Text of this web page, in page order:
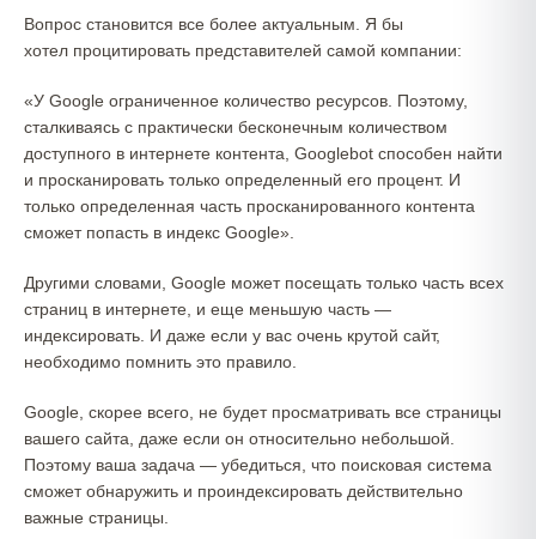
Вопрос становится все более актуальным. Я бы
хотел процитировать представителей самой компании:
«У Google ограниченное количество ресурсов. Поэтому,
сталкиваясь с практически бесконечным количеством
доступного в интернете контента, Googlebot способен найти
и просканировать только определенный его процент. И
только определенная часть просканированного контента
сможет попасть в индекс Google».
Другими словами, Google может посещать только часть всех
страниц в интернете, и еще меньшую часть —
индексировать. И даже если у вас очень крутой сайт,
необходимо помнить это правило.
Google, скорее всего, не будет просматривать все страницы
вашего сайта, даже если он относительно небольшой.
Поэтому ваша задача — убедиться, что поисковая система
сможет обнаружить и проиндексировать действительно
важные страницы.